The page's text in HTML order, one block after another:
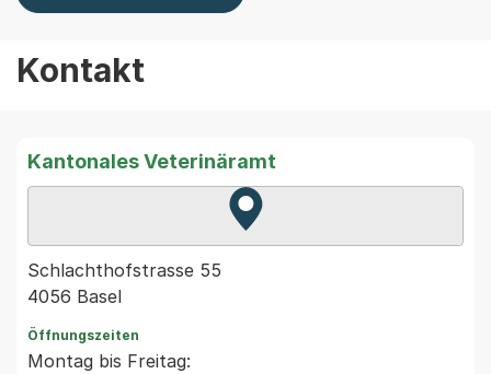
Kontakt
Kantonales Veterinäramt
Zur Karte von MapBS.
Externer Link, wird in einem
Schlachthofstrasse 55
4056 Basel
Öffnungszeiten
Montag bis Freitag: